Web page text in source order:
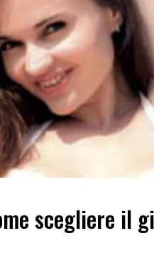
scegliere il